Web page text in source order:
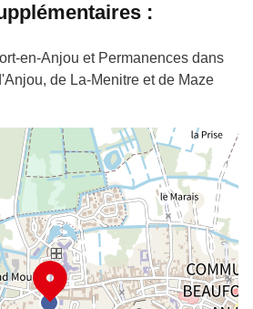
:
en-Anjou et Permanences dans
de La-Menitre et de Maze